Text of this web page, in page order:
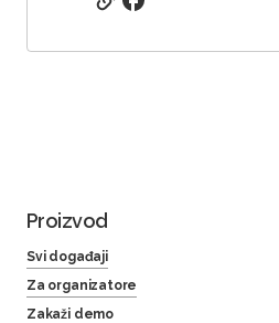
Proizvod
Svi događaji
Za organizatore
Zakaži demo